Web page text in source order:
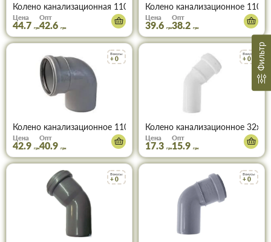
Колено канализационная 110х15°
Цена
44.7 грн
Опт
42.6 грн
Колено канализационное
Цена
39.6 грн
Опт
38.2 грн
Бонусы
+ 0
Колено канализационное 110х90°
Цена
42.9 грн
Опт
40.9 грн
Бонусы
+ 0
Колено канализационное
Цена
17.3 грн
Опт
15.9 грн
Бонусы
+ 0
Бонусы
+ 0
Фильтр